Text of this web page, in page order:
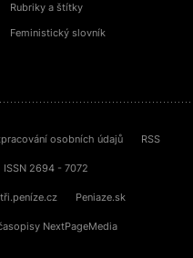
Rubriky a štítky
Feministický slovník
osobních údajů RSS
2694 - 7072
Peniaze.sk
NextPageMedia